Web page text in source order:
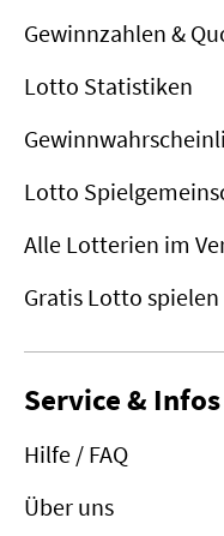
Gewinnzahlen &
Lotto Statistiken
Lotto
Alle Lotterien im
Gratis Lotto spielen
Service & Infos
Hilfe / FAQ
Über uns